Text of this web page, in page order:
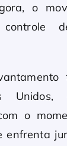
o
controle
Unidos,
o
enfrenta